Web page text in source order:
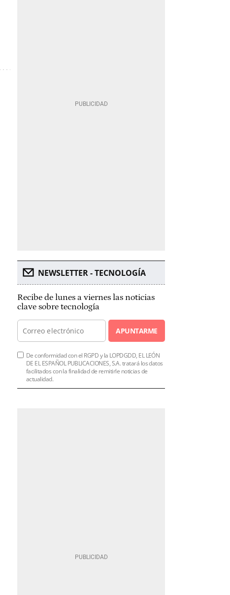
NEWSLETTER - TECNOLOGÍA
Recibe de lunes a viernes las noticias
clave sobre tecnología
APUNTARME
De conformidad con el RGPD y la LOPDGDD, EL LEÓN
DE EL ESPAÑOL PUBLICACIONES, S.A. tratará los datos
facilitados con la finalidad de remitirle noticias de
actualidad.